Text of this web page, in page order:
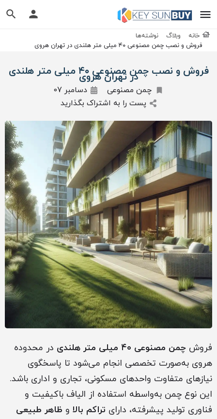
خانه وبلاگ
نوشته‌ها
فروش و نصب چمن مصنوعی ۴۰ میلی متر هلندی در تهران هروی
فروش و نصب چمن مصنوعی ۴۰ میلی متر هلندی در تهران هروی
چمن مصنوعی
دسامبر 07
پست را به اشتراک بگذارید
فروش چمن مصنوعی ۴۰ میلی متر هلندی
در محدوده
هروی به‌صورت تخصصی انجام می‌شود تا پاسخگوی
نیازهای متفاوت واحدهای مسکونی، تجاری و اداری باشد.
این نوع چمن به‌واسطه استفاده از الیاف باکیفیت و
فناوری تولید پیشرفته، دارای تراکم بالا و ظاهر طبیعی